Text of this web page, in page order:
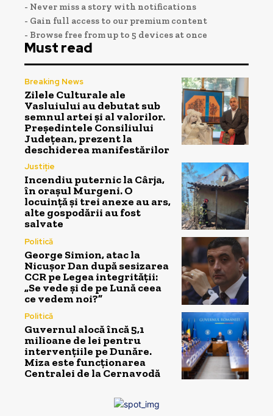
- Never miss a story with notifications
- Gain full access to our premium content
- Browse free from up to 5 devices at once
Must read
Breaking News
Zilele Culturale ale
Vasluiului au debutat sub
semnul artei și al valorilor.
Președintele Consiliului
Județean, prezent la
deschiderea manifestărilor
Justiție
Incendiu puternic la Cârja,
în orașul Murgeni. O
locuință și trei anexe au ars,
alte gospodării au fost
salvate
Politică
George Simion, atac la
Nicușor Dan după sesizarea
CCR pe Legea integrității:
„Se vede și de pe Lună ceea
ce vedem noi?”
Politică
Guvernul alocă încă 5,1
milioane de lei pentru
intervențiile pe Dunăre.
Miza este funcționarea
Centralei de la Cernavodă